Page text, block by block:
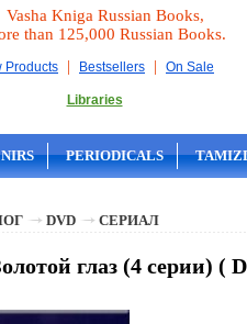
Vasha Kniga Russian Books,
than 125,000 Russian Books.
Products | Bestsellers | On Sale
Libraries
PERIODICALS
DVD СЕРИАЛ
глаз (4 серии) (